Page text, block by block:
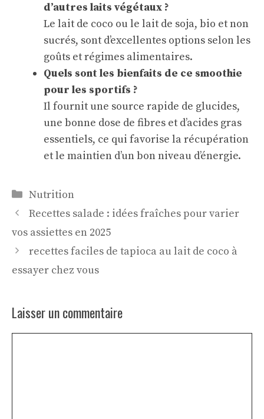
d’autres laits végétaux ?
Le lait de coco ou le lait de soja, bio et non
sucrés, sont d’excellentes options selon les
goûts et régimes alimentaires.
Quels sont les bienfaits de ce smoothie
pour les sportifs ?
Il fournit une source rapide de glucides,
une bonne dose de fibres et d’acides gras
essentiels, ce qui favorise la récupération
et le maintien d’un bon niveau d’énergie.
Catégories
Nutrition
Recettes salade : idées fraîches pour varier
vos assiettes en 2025
recettes faciles de tapioca au lait de coco à
essayer chez vous
Laisser un commentaire